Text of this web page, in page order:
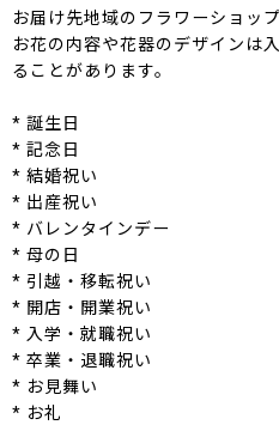
お届け先地域のフラワーショッ
お花の内容や花器のデザインは
ることがあります。
* 誕生日
* 記念日
* 結婚祝い
* 出産祝い
* バレンタインデー
* 母の日
* 引越・移転祝い
* 開店・開業祝い
* 入学・就職祝い
* 卒業・退職祝い
* お見舞い
* お礼